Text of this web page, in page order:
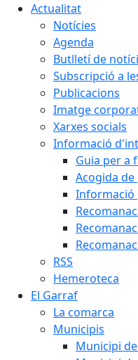
Actualitat
Notícies
Agenda
Butlletí de
Subscripció a
Publicacions
Imatge
Xarxes socials
Informació
Guia per a
Acogida
Informació
RSS
Hemeroteca
El Garraf
La comarca
Municipis
Municipi